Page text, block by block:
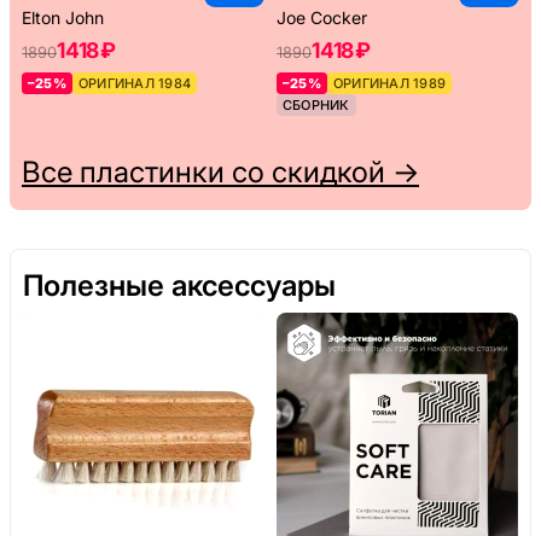
Elton John
18901418 ₽
–25% ОРИГИНАЛ 1984
Joe Cocker
18901418 ₽
–25%
ОРИГИНАЛ 1989
СБОРНИК
Все пластинки со скидкой →
Полезные аксессуары